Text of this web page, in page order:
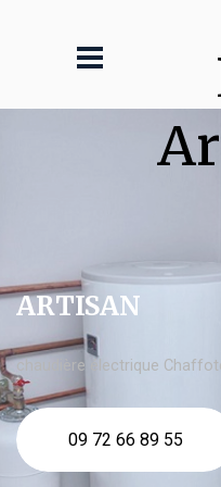
ARTISAN
chaudière électrique
09 72 66 89 55